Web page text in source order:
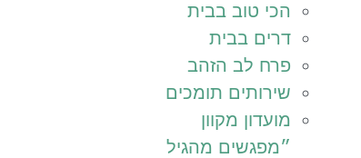
הכי טוב בבית
דרים בבית
פרח לב הזהב
שירותים תומכים
מועדון מקוון
״מפגשים מהגיל